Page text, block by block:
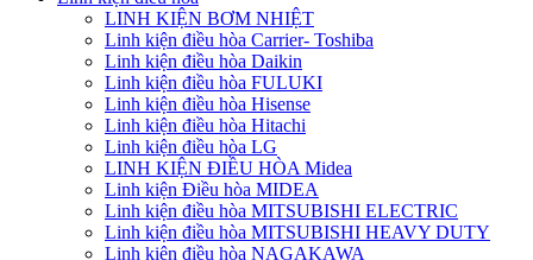
LINH KIỆN BƠM NHIỆT
Linh kiện điều hòa Carrier- Toshiba
Linh kiện điều hòa Daikin
Linh kiện điều hòa FULUKI
Linh kiện điều hòa Hisense
Linh kiện điều hòa Hitachi
Linh kiện điều hòa LG
LINH KIỆN ĐIỀU HÒA Midea
Linh kiện Điều hòa MIDEA
Linh kiện điều hòa MITSUBISHI ELECTRIC
Linh kiện điều hòa MITSUBISHI HEAVY DUTY
Linh kiện điều hòa NAGAKAWA